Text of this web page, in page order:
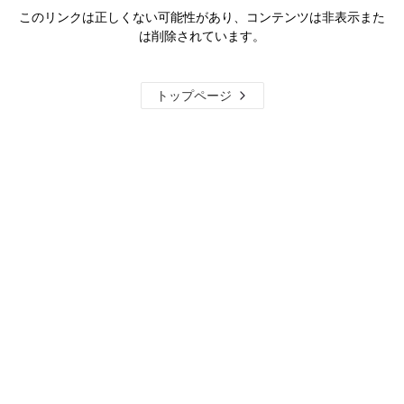
このリンクは正しくない可能性があり、コンテンツは非表示また
は削除されています。
トップページ